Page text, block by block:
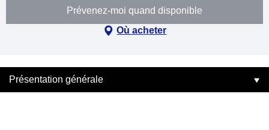
Prévenez-moi quand disponible
Où acheter
Présentation générale